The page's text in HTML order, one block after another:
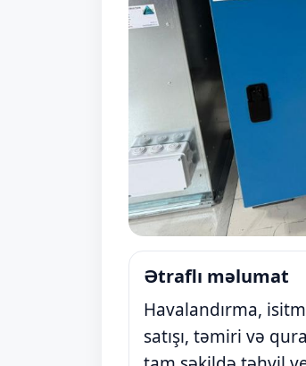
Ətraflı məlumat
Havalandırma,
satışı, təmiri və